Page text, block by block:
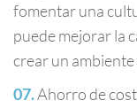
fomentar una
puede mejorar la
crear un
Ahorro de